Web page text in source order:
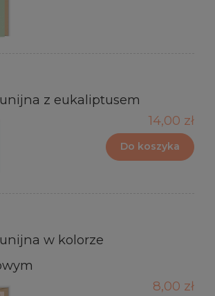
z eukaliptusem
14,00 zł
Do koszyka
w kolorze
8,00 zł